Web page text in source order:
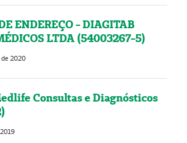
ENDEREÇO - DIAGITAB
LTDA (54003267-5)
2020
Consultas e Diagnósticos